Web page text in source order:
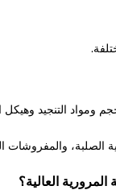
والمفروشات
العالية؟